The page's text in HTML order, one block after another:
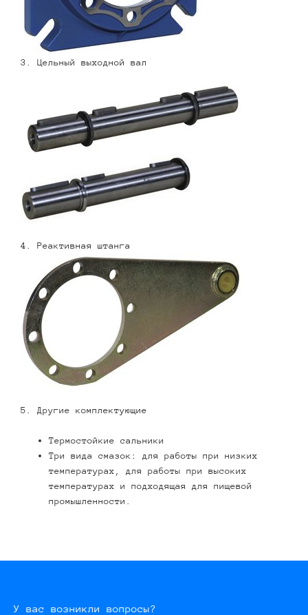
3. Цельный выходной вал
4. Реактивная штанга
5. Другие комплектующие
Термостойкие сальники
Три вида смазок: для работы при низких
температурах, для работы при высоких
температурах и подходящая для пищевой
промышленности.
У вас возникли вопросы?